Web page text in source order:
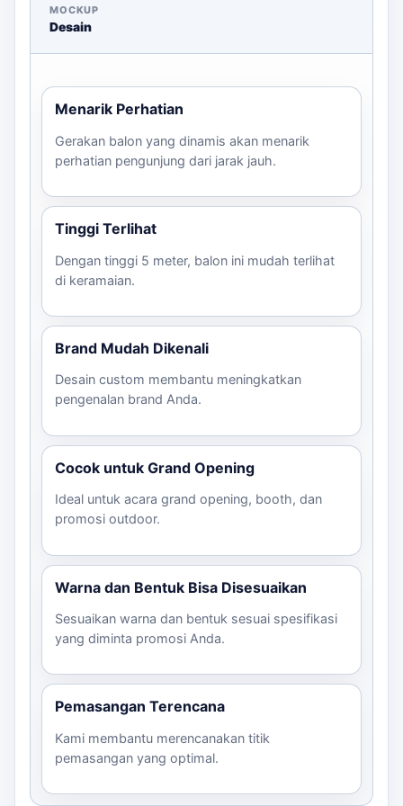
Checklist Sebelum Memesan
Ketersediaan listrik di lokasi
Arah hadap dan titik pemasangan
File desain/logo yang perlu dikirim
Deadline pengiriman
Hubungi kami melalui WhatsApp untuk meminta
estimasi harga dan mendiskusikan kebutuhan Anda
lebih lanjut.
MOCKUP
Desain
Menarik Perhatian
Gerakan balon yang dinamis akan menarik
perhatian pengunjung dari jarak jauh.
Tinggi Terlihat
Dengan tinggi 5 meter, balon ini mudah terlihat
di keramaian.
Brand Mudah Dikenali
Desain custom membantu meningkatkan
pengenalan brand Anda.
Cocok untuk Grand Opening
Ideal untuk acara grand opening, booth, dan
promosi outdoor.
Warna dan Bentuk Bisa Disesuaikan
Sesuaikan warna dan bentuk sesuai spesifikasi
yang diminta promosi Anda.
Pemasangan Terencana
Kami membantu merencanakan titik
pemasangan yang optimal.